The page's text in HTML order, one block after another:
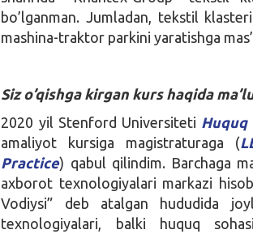
bo’lganman. Jumladan, tekstil
mashina-traktor parkini yaratishga
Siz o’qishga kirgan kurs haqida
2020 yil Stenford Universiteti
amaliyot kursiga magistraturaga (
Practice) qabul qilindim. Barchaga
axborot texnologiyalari markazi
Vodiysi” deb atalgan hududida
texnologiyalari, balki huquq